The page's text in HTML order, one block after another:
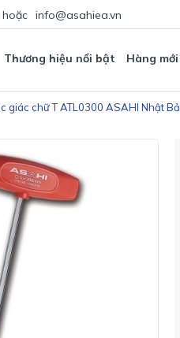
hoặc info@asahiea.vn
Thương hiệu nổi bật Hàng
giác chữ T ATL0300 ASAHI Nhật